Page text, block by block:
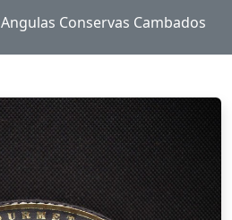
Angulas Conservas Cambados